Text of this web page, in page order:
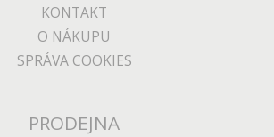
KONTAKT
O NÁKUPU
SPRÁVA COOKIES
PRODEJNA